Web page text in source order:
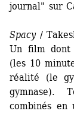
journal" sur
Spacy/
Un film dont
(les 10
réalité (le
gymnase).
combinés en